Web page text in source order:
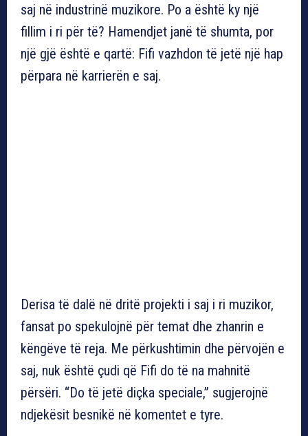
saj në industrinë muzikore. Po a është ky një
fillim i ri për të? Hamendjet janë të shumta, por
një gjë është e qartë: Fifi vazhdon të jetë një hap
përpara në karrierën e saj.
Derisa të dalë në dritë projekti i saj i ri muzikor,
fansat po spekulojnë për temat dhe zhanrin e
këngëve të reja. Me përkushtimin dhe përvojën e
saj, nuk është çudi që Fifi do të na mahnitë
përsëri. “Do të jetë diçka speciale,” sugjerojnë
ndjekësit besnikë në komentet e tyre.